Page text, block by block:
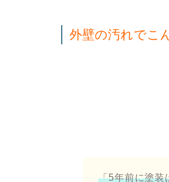
外壁の汚れでこ
「5年前に塗装